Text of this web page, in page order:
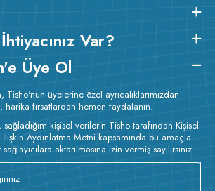
Var?
Üye Ol
Tisho'nun üyelerine özel ayrıcalıklarımızdan
fırsatlardan hemen faydalanın.
kişisel verilerin Tisho tarafından Kişisel
Aydınlatma Metni kapsamında bu amaçla
aktarılmasına izin vermiş sayılırsınız.